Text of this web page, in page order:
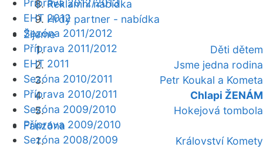
Reklamní nabídka
Hrdý partner - nabídka
Žijeme
Děti dětem
Jsme jedna rodina
Petr Koukal a Kometa
Chlapi ŽENÁM
Hokejová tombola
Fanzóna
Království Komety
Příprava 2012/2013
EHT 2012
Sezóna 2011/2012
Příprava 2011/2012
EHT 2011
Sezóna 2010/2011
Příprava 2010/2011
Sezóna 2009/2010
Příprava 2009/2010
Sezóna 2008/2009